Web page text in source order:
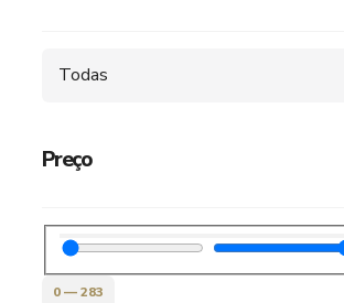
Todas
Preço
0—283